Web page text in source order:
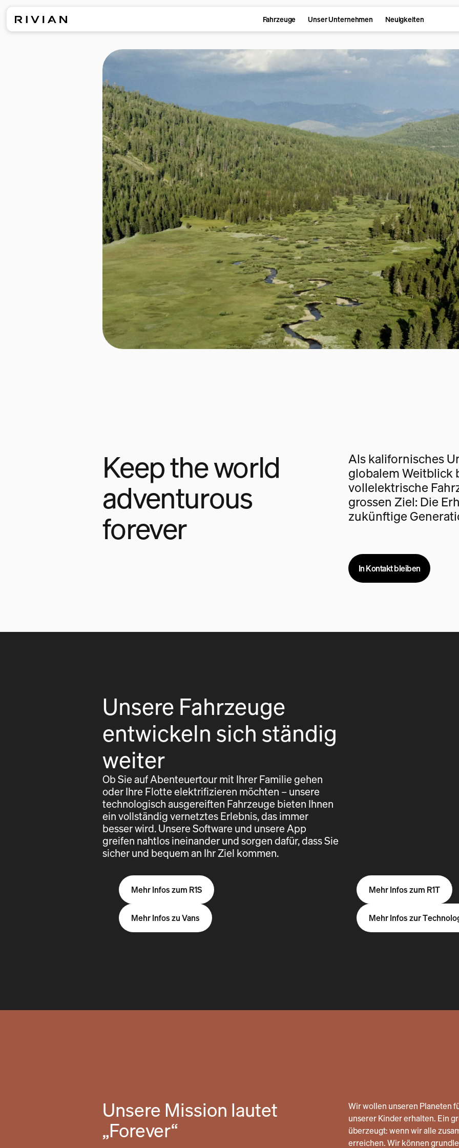
Fahrzeuge Unser Unternehmen Neuigkeiten
Keep the world
adventurous
forever
Als kalifornisches
globalem Weitblick
vollelektrische
grossen Ziel: Die
zukünftige
In Kontakt bleiben
Unsere Fahrzeuge
entwickeln sich ständig
weiter
Ob Sie auf Abenteuertour mit Ihrer Familie gehen
oder Ihre Flotte elektrifizieren möchten – unsere
technologisch ausgereiften Fahrzeuge bieten Ihnen
ein vollständig vernetztes Erlebnis, das immer
besser wird. Unsere Software und unsere App
greifen nahtlos ineinander und sorgen dafür, dass Sie
sicher und bequem an Ihr Ziel kommen.
Mehr Infos zum R1S Mehr Infos zum R1T
Mehr Infos zu Vans Mehr Infos zur
Unsere Mission lautet
„Forever“
Wir wollen unseren Planeten
unserer Kinder erhalten. Ein
überzeugt: wenn wir alle
erreichen. Wir können